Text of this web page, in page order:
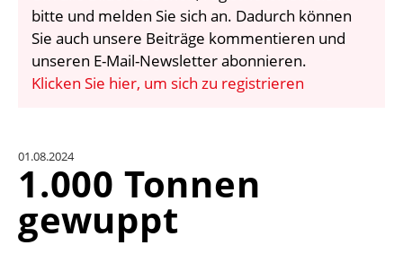
BIBLIOTHEK
KRAN & BÜHNE
KONTAKT
bitte und melden Sie sich an. Dadurch können
Sie auch unsere Beiträge kommentieren und
unseren E-Mail-Newsletter abonnieren.
Klicken Sie hier, um sich zu registrieren
01.08.2024
1.000 Tonnen
gewuppt